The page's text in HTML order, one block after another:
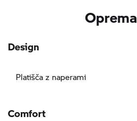
Oprema
Design
Platišča z naperami
Comfort